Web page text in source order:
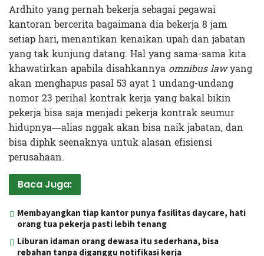
Ardhito yang pernah bekerja sebagai pegawai
kantoran bercerita bagaimana dia bekerja 8 jam
setiap hari, menantikan kenaikan upah dan jabatan
yang tak kunjung datang. Hal yang sama-sama kita
khawatirkan apabila disahkannya omnibus lawyang
akan menghapus pasal 53 ayat 1 undang-undang
nomor 23 perihal kontrak kerja yang bakal bikin
pekerja bisa saja menjadi pekerja kontrak seumur
hidupnya—alias nggak akan bisa naik jabatan, dan
bisa diphk seenaknya untuk alasan efisiensi
perusahaan.
Baca Juga:
Membayangkan tiap kantor punya fasilitas daycare, hati
orang tua pekerja pasti lebih tenang
Liburan idaman orang dewasa itu sederhana, bisa
rebahan tanpa diganggu notifikasi kerja